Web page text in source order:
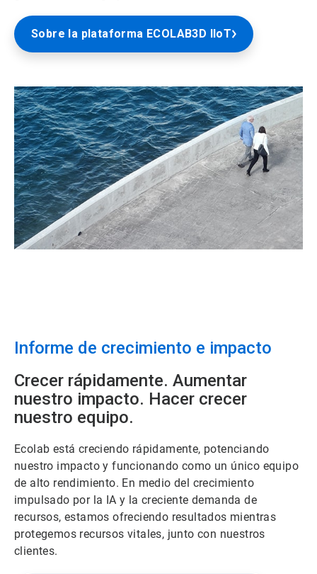
Sobre la plataforma​​​​​​​ ECOLAB3D IIoT
Informe de crecimiento e impacto
Crecer rápidamente. Aumentar
nuestro impacto. Hacer crecer
nuestro equipo.
Ecolab está creciendo rápidamente, potenciando
nuestro impacto y funcionando como un único equipo
de alto rendimiento.​​​​​​​ En medio del crecimiento
impulsado por la IA y la creciente demanda de
recursos, estamos ofreciendo resultados mientras
protegemos recursos vitales, junto con nuestros
clientes.